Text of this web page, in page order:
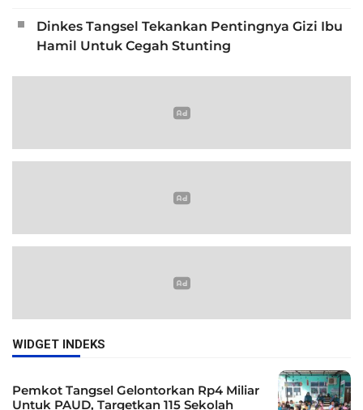
Dinkes Tangsel Tekankan Pentingnya Gizi Ibu
Hamil Untuk Cegah Stunting
WIDGET INDEKS
Pemkot Tangsel Gelontorkan Rp4 Miliar
Untuk PAUD, Targetkan 115 Sekolah